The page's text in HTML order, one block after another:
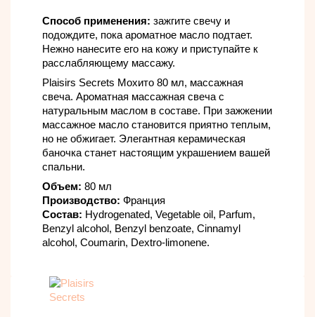
Способ применения: зажгите свечу и
подождите, пока ароматное масло подтает.
Нежно нанесите его на кожу и приступайте к
расслабляющему массажу.
Plaisirs Secrets Мохито 80 мл, массажная
свеча. Ароматная массажная свеча с
натуральным маслом в составе. При зажжении
массажное масло становится приятно теплым,
но не обжигает. Элегантная керамическая
баночка станет настоящим украшением вашей
спальни.
Объем: 80 мл
Производство: Франция
Состав: Hydrogenated, Vegetable oil, Parfum,
Benzyl alcohol, Benzyl benzoate, Cinnamyl
alcohol, Coumarin, Dextro-limonene.